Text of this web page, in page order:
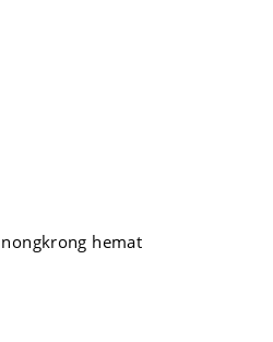
hemat